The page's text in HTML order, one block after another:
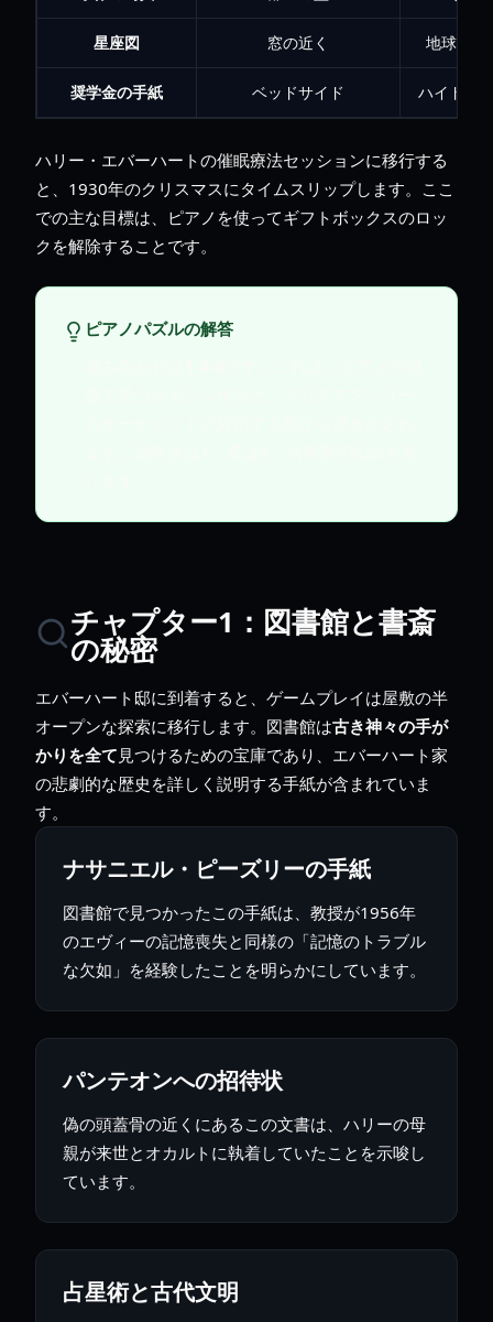
星座図 窓の近く 地球の空
奨学金の手紙 ベッドサイド ハイドラ
ハリー・エバーハートの催眠療法セッションに移行する
と、1930年のクリスマスにタイムスリップします。ここ
での主な目標は、ピアノを使ってギフトボックスのロッ
クを解除することです。
ピアノパズルの解答
チャプター1：図書館と書斎
の秘密
エバーハート邸に到着すると、ゲームプレイは屋敷の半
オープンな探索に移行します。図書館は古き神々の手が
かりを全て 見つけるための宝庫であり、エバーハート家
の悲劇的な歴史を詳しく説明する手紙が含まれていま
す。
ナサニエル・ピーズリーの手紙
図書館で見つかったこの手紙は、教授が1956年
のエヴィーの記憶喪失と同様の「記憶のトラブル
な欠如」を経験したことを明らかにしています。
パンテオンへの招待状
偽の頭蓋骨の近くにあるこの文書は、ハリーの母
親が来世とオカルトに執着していたことを示唆し
ています。
占星術と古代文明